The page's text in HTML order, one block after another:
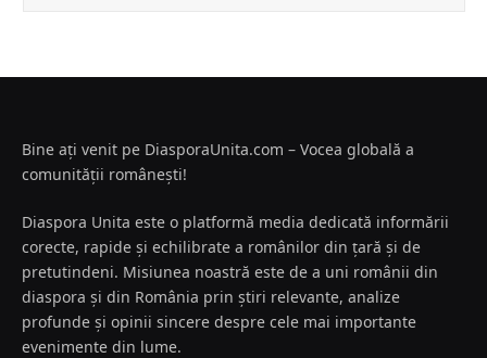
Bine ați venit pe DiasporaUnita.com – Vocea globală a
comunității românești!
Diaspora Unita este o platformă media dedicată informării
corecte, rapide și echilibrate a românilor din țară și de
pretutindeni. Misiunea noastră este de a uni românii din
diaspora și din România prin știri relevante, analize
profunde și opinii sincere despre cele mai importante
evenimente din lume.